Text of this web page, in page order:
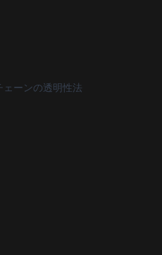
ェーンの透明性法